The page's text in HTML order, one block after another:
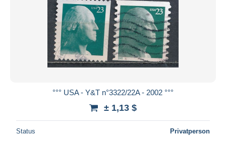
°°° USA - Y&T n°3322/22A - 2002 °°°
± 1,13 $
Status Privatperson